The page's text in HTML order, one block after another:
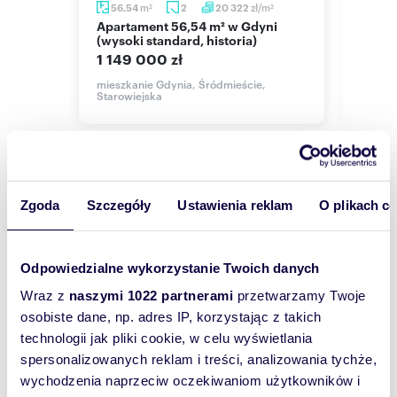
Zgoda Szczegóły Ustawienia reklam O plikach
Odpowiedzialne wykorzystanie Twoich danych
Wraz z naszymi 1022 partnerami przetwarzamy Twoje
osobiste dane, np. adres IP, korzystając z takich
technologii jak pliki cookie, w celu wyświetlania
spersonalizowanych reklam i treści, analizowania tychże,
wychodzenia naprzeciw oczekiwaniom użytkowników i
minutowego miasta.
ROZKŁAD POMIESZCZEŃ:
Lokal znajduję się na drugim piętrze i składa się
LOKALIZACJA:
* Wpasowana w urbanistyczną tkankę miasta i
morze Trójmiejskiego Parku Krajobrazowego.
* Doskonała komunikacja z dogodnym
dojazdem do głównych miejsc Gdyni oraz arterii
Trójmiasta prowadzących do Sopotu, Gdańska
oraz Obwodnicy.
* Do lokalu można nabyć miejsce postojowe w
cenie 70 200 PLN
56,54 m2 2 20 322 zł/m2
Apartament 56,54 m² w Gdyni
(wysoki standard, historia)
1 149 000 zł
mieszkanie Gdynia, Śródmieście,
Starowiejska
Wyślij
wiadomość
To najlepszy
sposób, aby
właściciel
oferty
szybko się z